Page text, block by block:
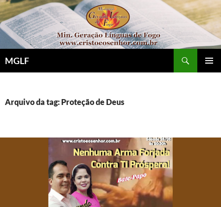
Pular
para
o
conteúdo
MGLF
Arquivo da tag: Proteção de Deus